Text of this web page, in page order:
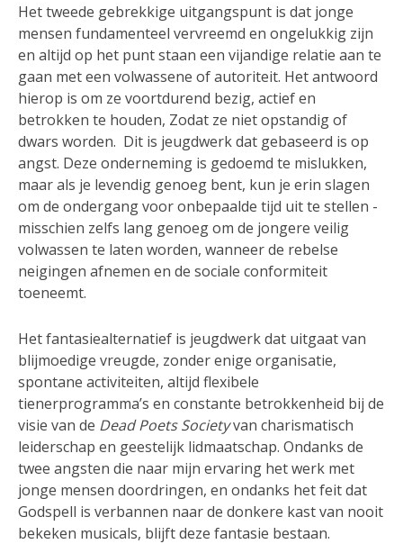
Het tweede gebrekkige uitgangspunt is dat jonge
mensen fundamenteel vervreemd en ongelukkig zijn
en altijd op het punt staan ​​een vijandige relatie aan te
gaan met een volwassene of autoriteit. Het antwoord
hierop is om ze voortdurend bezig, actief en
betrokken te houden, Zodat ze niet opstandig of
dwars worden. Dit is jeugdwerk dat gebaseerd is op
angst. Deze onderneming is gedoemd te mislukken,
maar als je levendig genoeg bent, kun je erin slagen
om de ondergang voor onbepaalde tijd uit te stellen -
misschien zelfs lang genoeg om de jongere veilig
volwassen te laten worden, wanneer de rebelse
neigingen afnemen en de sociale conformiteit
toeneemt.
Het fantasiealternatief is jeugdwerk dat uitgaat van
blijmoedige vreugde, zonder enige organisatie,
spontane activiteiten, altijd flexibele
tienerprogramma’s en constante betrokkenheid bij de
visie van de Dead Poets Societyvan charismatisch
leiderschap en geestelijk lidmaatschap. Ondanks de
twee angsten die naar mijn ervaring het werk met
jonge mensen doordringen, en ondanks het feit dat
Godspell is verbannen naar de donkere kast van nooit
bekeken musicals, blijft deze fantasie bestaan.